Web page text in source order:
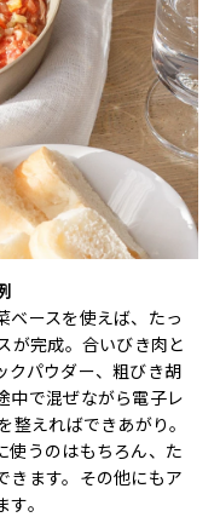
ベースを使えば、たっ
が完成。合いびき肉と
クパウダー、粗びき胡
中で混ぜながら電子レ
えればできあがり。
使うのはもちろん、た
きます。その他にもア
。